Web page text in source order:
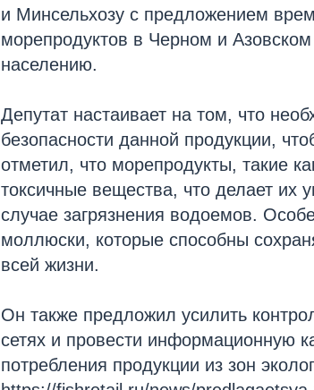
и Минсельхозу с предложением
морепродуктов в Черном и
населению.
Депутат настаивает на том, что
безопасности данной продукции,
отметил, что морепродукты, такие
токсичные вещества, что делает их
случае загрязнения водоемов.
моллюски, которые способны
всей жизни.
Он также предложил усилить
сетях и провести информационную
потребления продукции из зон